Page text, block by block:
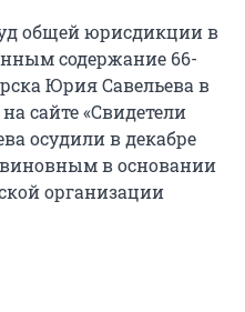
общей юрисдикции в
содержание 66-
Юрия Савельева в
сайте «Свидетели
осудили в декабре
виновным в основании
организации